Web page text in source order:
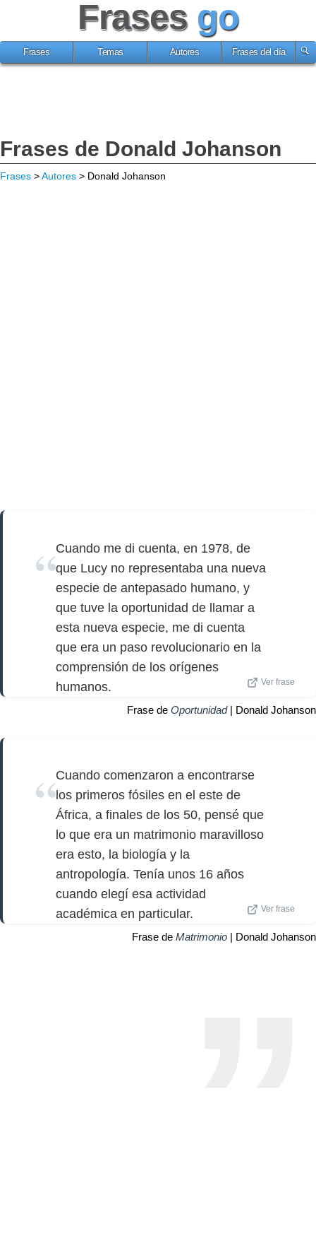
Frases go
Frases Temas Autores Frases del día
Frases de Donald Johanson
Frases >Autores > Donald Johanson
Cuando me di cuenta, en 1978, de
que Lucy no representaba una nueva
especie de antepasado humano, y
que tuve la oportunidad de llamar a
esta nueva especie, me di cuenta
que era un paso revolucionario en la
comprensión de los orígenes
humanos.
Ver frase
Frase de Oportunidad| Donald Johanson
Cuando comenzaron a encontrarse
los primeros fósiles en el este de
África, a finales de los 50, pensé que
lo que era un matrimonio maravilloso
era esto, la biología y la
antropología. Tenía unos 16 años
cuando elegí esa actividad
académica en particular.
Ver frase
Frase de Matrimonio | Donald Johanson